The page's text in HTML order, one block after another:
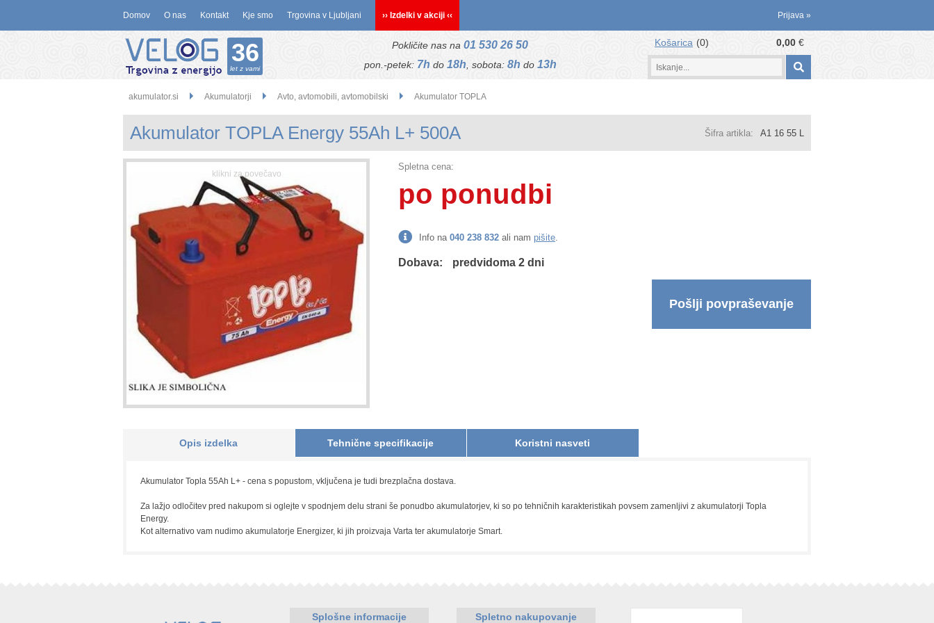
Domov O nas Kontakt Kje smo Trgovina v Ljubljani ›› Izdelki v akciji ‹‹ Prijava »
Košarica 0 0,00 €
36
let z vami
Pokličite nas na 01 530 26 50
pon.-petek: 7h do 18h , sobota: 8h do 13h
akumulator.si Akumulatorji Avto, avtomobili, avtomobilski Akumulator TOPLA
Akumulator TOPLA Energy 55Ah L+ 500A
Spletna cena:
po ponudbi
Šifra artikla: A1 16 55 L
Info na 040 238 832 ali nam pišite.
Dobava: predvidoma 2 dni
Pošlji povpraševanje
Opis izdelka Tehnične specifikacije Koristni nasveti
Akumulator Topla 55Ah L+ - cena s popustom, vključena je tudi brezplačna dostava.
Za lažjo odločitev pred nakupom si oglejte v spodnjem delu strani še ponudbo akumulatorjev, ki so po tehničnih karakteristikah povsem zamenljivi z akumulatorji Topla
Energy.
Kot alternativo vam nudimo akumulatorje Energizer, ki jih proizvaja Varta ter akumulatorje Smart.
Splošne informacije Spletno nakupovanje